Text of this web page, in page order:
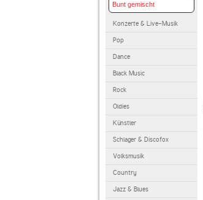
Bunt gemischt
Konzerte & Live-Musik
Pop
Dance
Black Music
Rock
Oldies
Künstler
Schlager & Discofox
Volksmusik
Country
Jazz & Blues